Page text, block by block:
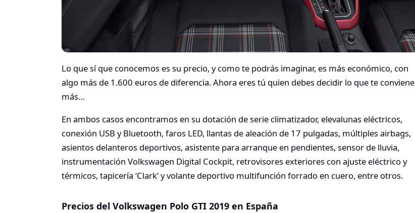
Lo que sí que conocemos es su precio, y como te podrás imaginar, es más económico, con
algo más de 1.600 euros de diferencia. Ahora eres tú quien debes decidir lo que te conviene
más…
En ambos casos encontramos en su dotación de serie climatizador, elevalunas eléctricos,
conexión USB y Bluetooth, faros LED, llantas de aleación de 17 pulgadas, múltiples airbags,
asientos delanteros deportivos, asistente para arranque en pendientes, sensor de lluvia,
instrumentación Volkswagen Digital Cockpit, retrovisores exteriores con ajuste eléctrico y
térmicos, tapicería ‘Clark’ y volante deportivo multifunción forrado en cuero, entre otros.
Precios del Volkswagen Polo GTI 2019 en España